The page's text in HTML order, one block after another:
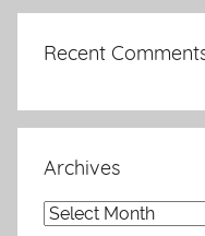
Recent
Archives
Archives